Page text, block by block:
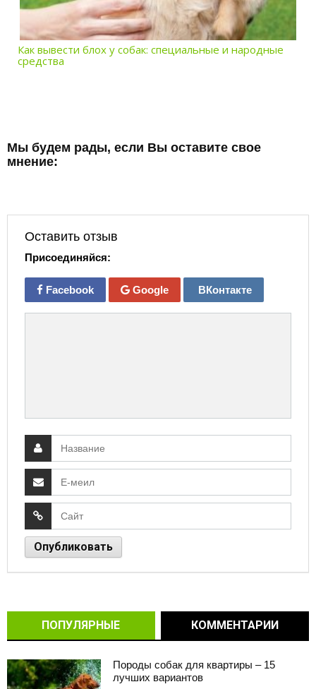
Как вывести блох у собак: специальные и народные
средства
Мы будем рады, если Вы оставите свое
мнение:
Оставить отзыв
Присоединяйся:
Facebook Google ВКонтакте
ПОПУЛЯРНЫЕ КОММЕНТАРИИ
Породы собак для квартиры – 15
лучших вариантов